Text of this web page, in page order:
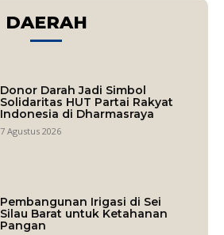
DAERAH
Donor Darah Jadi Simbol
Solidaritas HUT Partai Rakyat
Indonesia di Dharmasraya
7 Agustus 2026
Pembangunan Irigasi di Sei
Silau Barat untuk Ketahanan
Pangan